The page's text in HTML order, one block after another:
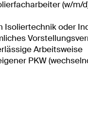
(w/m/
Isoliertechnik oder
Arbeitsweise
PKW